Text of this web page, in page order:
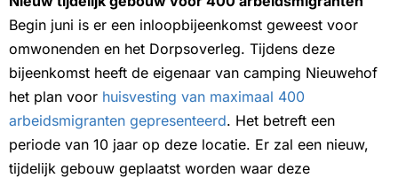
Begin juni is er een inloopbijeenkomst geweest voor
omwonenden en het Dorpsoverleg. Tijdens deze
bijeenkomst heeft de eigenaar van camping Nieuwehof
het plan voor huisvesting van maximaal 400
arbeidsmigranten gepresenteerd. Het betreft een
periode van 10 jaar op deze locatie. Er zal een nieuw,
tijdelijk gebouw geplaatst worden waar deze